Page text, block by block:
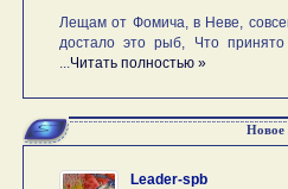
Лещам от Фомича, в Неве,
достало это рыб, Что
...Читать полностью »
Новое
Leader-spb